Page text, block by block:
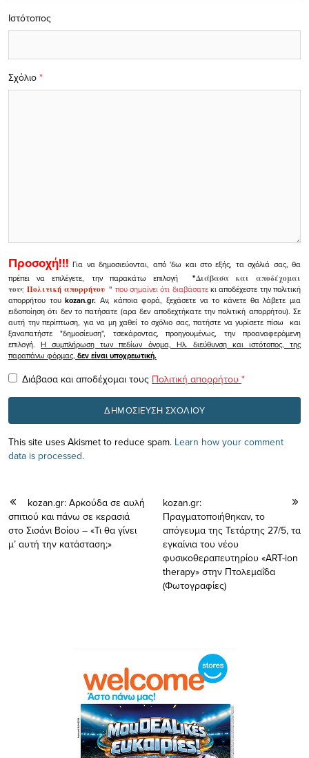
Σχόλιο *
Ιστότοπος
Προσοχή!!! Για να δημοσιεύονται, από 'δω και στο εξής, τα σχόλιά σας, θα
πρέπει να επιλέγετε, την παρακάτω επιλογή
"Διάβασα και αποδέχομαι
τουςΠολιτική απορρήτου" που σημαίνει ότι διαβάσατεκι αποδέχεστε την πολιτική
απορρήτου τουkozan.gr. Αν, κάποια φορά, ξεχάσετε να το κάνετε θα λάβετε μια
ειδοποίηση ότι δεν το πατήσατε (αρα δεν αποδεχτήκατε την πολιτική απορρήτου). Σε
αυτή την περίπτωση, για να μη χαθεί το σχόλιο σας, πατήστε να γυρίσετε πίσω και
ξαναπατήστε "δημοσίευση", τσεκάροντας, προηγουμένως, την προαναφερόμενη
επιλογή.Η συμπλήρωση των πεδίων όνομα, Ηλ. διεύθυνση και ιστότοπος, της
παραπάνω φόρμας, δεν είναι υποχρεωτική.
Διάβασα και αποδέχομαι τους Πολιτική απορρήτου *
This site uses Akismet to reduce spam. Learn how your comment
data is processed.
kozan.gr: Αρκούδα σε αυλή
σπιτιού και πάνω σε κερασιά
στο Σισάνι Βοίου – «Τι θα γίνει
μ’ αυτή την κατάσταση;»
kozan.gr:
Πραγματοποιήθηκαν, το
απόγευμα της Τετάρτης 27/5, τα
εγκαίνια του νέου
φυσικοθεραπευτηρίου «ART-ion
therapy» στην Πτολεμαΐδα
(Φωτογραφίες)